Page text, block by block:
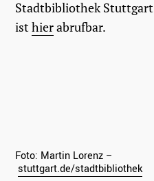
Stadtbibliothek Stuttgart
isthierabrufbar.
Foto: Martin Lorenz –
stuttgart.de/stadtbibliothek